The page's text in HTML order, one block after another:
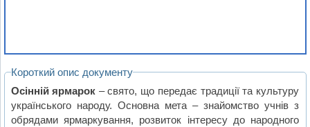
Короткий опис документу
Осінній ярмарок – свято, що передає традиції та культуру
українського народу. Основна мета – знайомство учнів з
обрядами ярмаркування, розвиток інтересу до народного